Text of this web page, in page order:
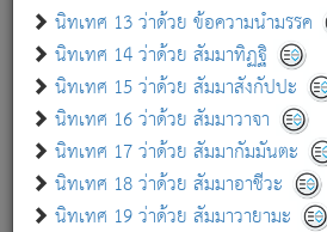
นิทเทศ 13 ว่าด้วย ข้อความนำมรรค
นิทเทศ 14 ว่าด้วย สัมมาทิฏฐิ
นิทเทศ 15 ว่าด้วย สัมมาสังกัปปะ
นิทเทศ 16 ว่าด้วย สัมมาวาจา
นิทเทศ 17 ว่าด้วย สัมมากัมมันตะ
นิทเทศ 18 ว่าด้วย สัมมาอาชีวะ
นิทเทศ 19 ว่าด้วย สัมมาวายามะ
เกี่ยวกับธรรมโฆษณ์ออนไลน์ (Disclaimer)
แม้ระบบ "ธรรมโฆษณ์ออนไลน์" พยายามปรับป
ผู้ศึกษาก็พึงตรวจสอบกับตัวเล่มหนังสือต้นฉบั
ก่อนนำข้อมูลไปใช้ในการอ้างอิง"
เกี่ยวกับอัตถจารี|เกี่ยวกับการพัฒนา|แจ้
หนังสือที่เกี่ยวข้อง